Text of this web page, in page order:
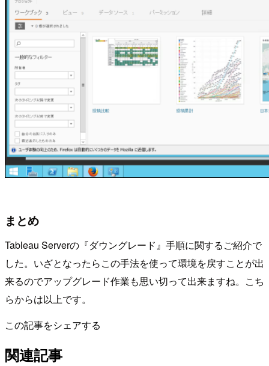
まとめ
Tableau Serverの『ダウングレード』手順に関するご紹介で
した。いざとなったらこの手法を使って環境を戻すことが出
来るのでアップグレード作業も思い切って出来ますね。こち
らからは以上です。
この記事をシェアする
関連記事